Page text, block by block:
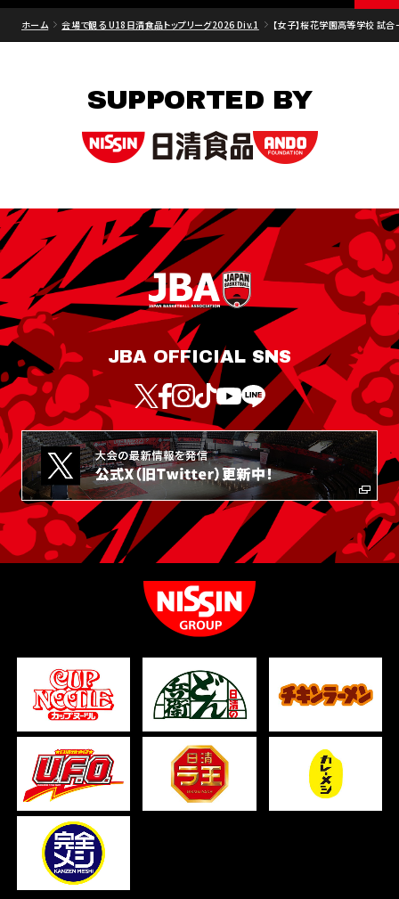
ホーム 会場で観る U18日清食品トップリーグ2026 Div.1 【女子】桜花学園高等学校 試合
SUPPORTED BY
JBA OFFICIAL SNS